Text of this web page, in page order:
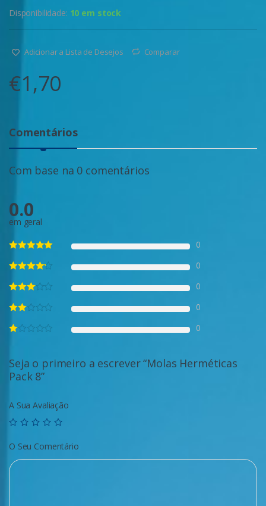
Disponibilidade: 10 em stock
Adicionar a Lista de Desejos Comparar
€1,70
Comentários
Com base na 0 comentários
0.0
em geral
0
0
0
0
0
Seja o primeiro a escrever “Molas Herméticas
Pack 8”
A Sua Avaliação
O Seu Comentário